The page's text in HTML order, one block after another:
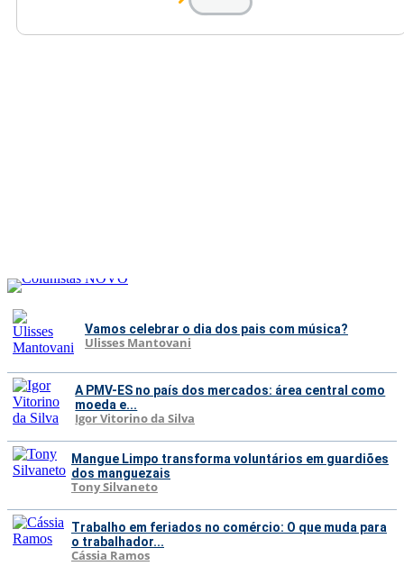
Vamos celebrar o dia dos pais com música?
Ulisses Mantovani
A PMV-ES no país dos mercados: área central como
moeda e...
Igor Vitorino da Silva
Mangue Limpo transforma voluntários em guardiões
dos manguezais
Tony Silvaneto
Trabalho em feriados no comércio: O que muda para
o trabalhador...
Cássia Ramos